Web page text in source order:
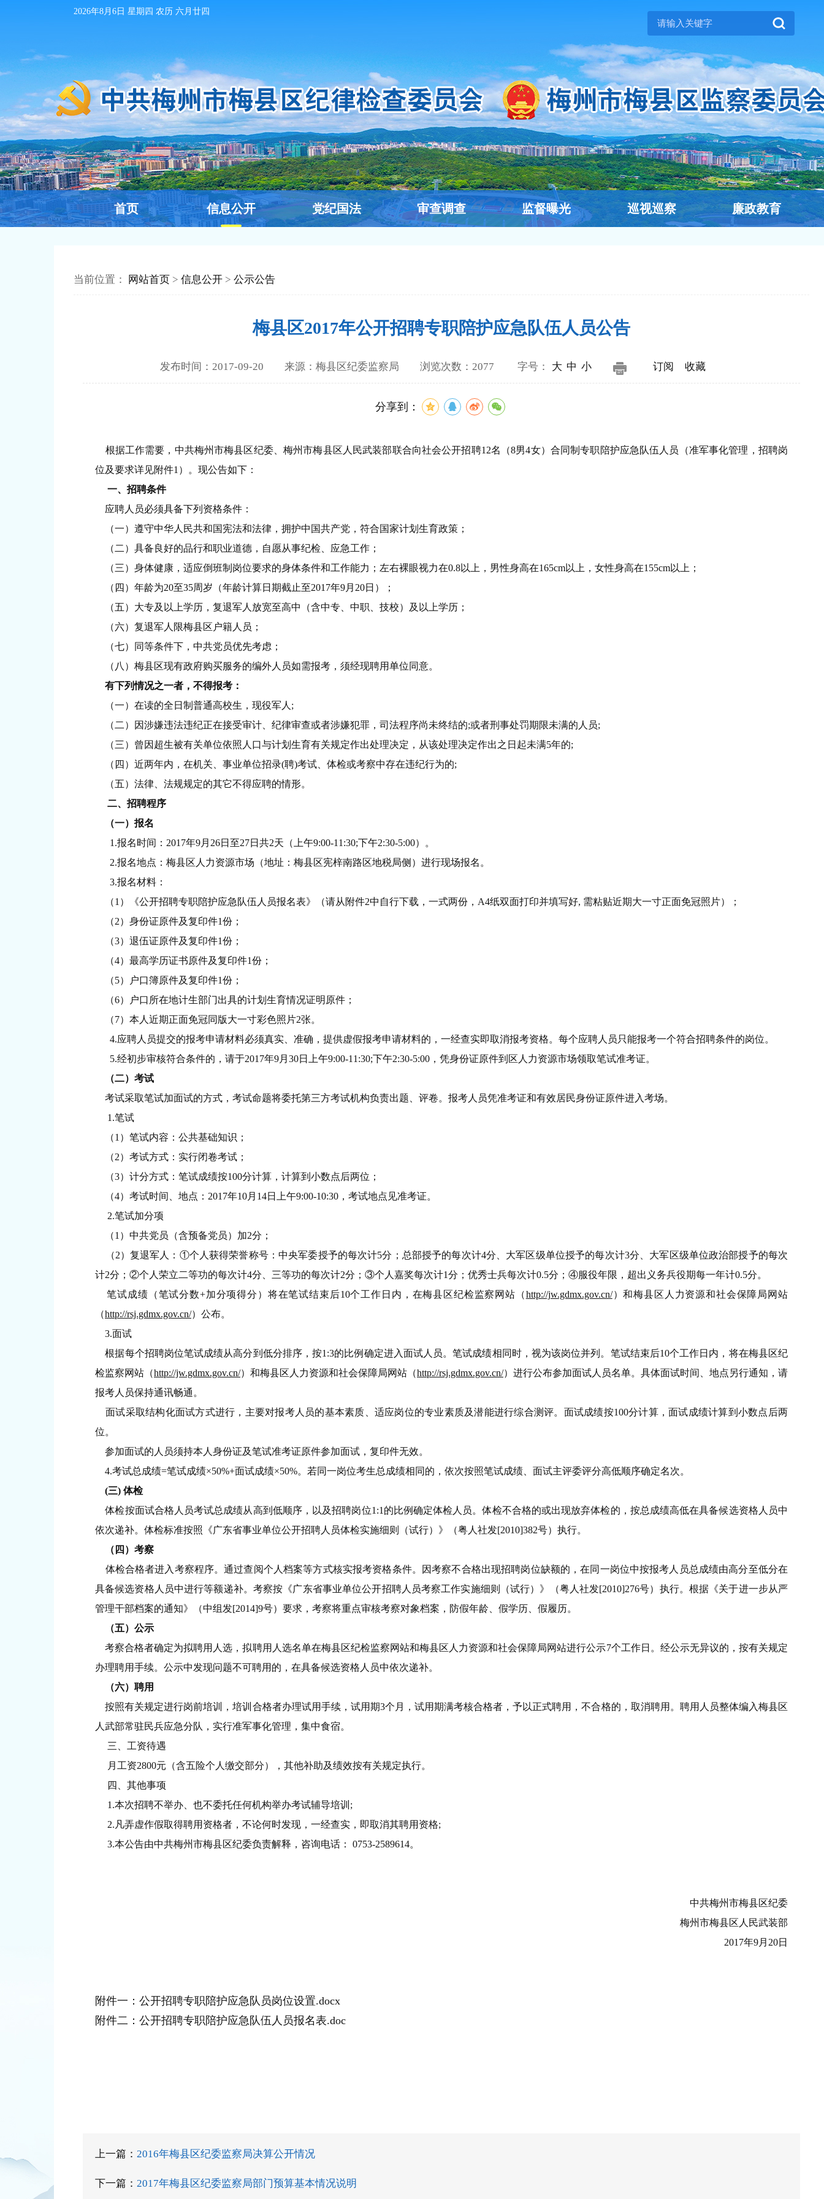
2026年8月6日 星期四 农历 六月廿四
首页 信息公开 党纪国法 审查调查 监督曝光 巡视巡察 廉政教育
当前位置： 网站首页 > 信息公开 > 公示公告
梅县区2017年公开招聘专职陪护应急队伍人员公告
发布时间：2017-09-20 来源：梅县区纪委监察局 浏览次数：2077 字号： 大 中 小 订阅 收藏
分享到：
根据工作需要，中共梅州市梅县区纪委、梅州市梅县区人民武装部联合向社会公开招聘12名（8男4女）合同制专职陪护应急队伍人员（准军事化管理，招聘岗
位及要求详见附件1）。现公告如下：
一、招聘条件
应聘人员必须具备下列资格条件：
（一）遵守中华人民共和国宪法和法律，拥护中国共产党，符合国家计划生育政策；
（二）具备良好的品行和职业道德，自愿从事纪检、应急工作；
（三）身体健康，适应倒班制岗位要求的身体条件和工作能力；左右裸眼视力在0.8以上，男性身高在165cm以上，女性身高在155cm以上；
（四）年龄为20至35周岁（年龄计算日期截止至2017年9月20日）；
（五）大专及以上学历，复退军人放宽至高中（含中专、中职、技校）及以上学历；
（六）复退军人限梅县区户籍人员；
（七）同等条件下，中共党员优先考虑；
（八）梅县区现有政府购买服务的编外人员如需报考，须经现聘用单位同意。
有下列情况之一者，不得报考：
（一）在读的全日制普通高校生，现役军人;
（二）因涉嫌违法违纪正在接受审计、纪律审查或者涉嫌犯罪，司法程序尚未终结的;或者刑事处罚期限未满的人员;
（三）曾因超生被有关单位依照人口与计划生育有关规定作出处理决定，从该处理决定作出之日起未满5年的;
（四）近两年内，在机关、事业单位招录(聘)考试、体检或考察中存在违纪行为的;
（五）法律、法规规定的其它不得应聘的情形。
二、招聘程序
（一）报名
1.报名时间：2017年9月26日至27日共2天（上午9:00-11:30;下午2:30-5:00）。
2.报名地点：梅县区人力资源市场（地址：梅县区宪梓南路区地税局侧）进行现场报名。
3.报名材料：
（1）《公开招聘专职陪护应急队伍人员报名表》（请从附件2中自行下载，一式两份，A4纸双面打印并填写好, 需粘贴近期大一寸正面免冠照片）；
（2）身份证原件及复印件1份；
（3）退伍证原件及复印件1份；
（4）最高学历证书原件及复印件1份；
（5）户口簿原件及复印件1份；
（6）户口所在地计生部门出具的计划生育情况证明原件；
（7）本人近期正面免冠同版大一寸彩色照片2张。
4.应聘人员提交的报考申请材料必须真实、准确，提供虚假报考申请材料的，一经查实即取消报考资格。每个应聘人员只能报考一个符合招聘条件的岗位。
5.经初步审核符合条件的，请于2017年9月30日上午9:00-11:30;下午2:30-5:00，凭身份证原件到区人力资源市场领取笔试准考证。
（二）考试
考试采取笔试加面试的方式，考试命题将委托第三方考试机构负责出题、评卷。报考人员凭准考证和有效居民身份证原件进入考场。
1.笔试
（1）笔试内容：公共基础知识；
（2）考试方式：实行闭卷考试；
（3）计分方式：笔试成绩按100分计算，计算到小数点后两位；
（4）考试时间、地点：2017年10月14日上午9:00-10:30，考试地点见准考证。
2.笔试加分项
（1）中共党员（含预备党员）加2分；
（2）复退军人：①个人获得荣誉称号：中央军委授予的每次计5分；总部授予的每次计4分、大军区级单位授予的每次计3分、大军区级单位政治部授予的每次
计2分；②个人荣立二等功的每次计4分、三等功的每次计2分；③个人嘉奖每次计1分；优秀士兵每次计0.5分；④服役年限，超出义务兵役期每一年计0.5分。
笔试成绩（笔试分数+加分项得分）将在笔试结束后10个工作日内，在梅县区纪检监察网站（http://jw.gdmx.gov.cn/）和梅县区人力资源和社会保障局网站
（http://rsj.gdmx.gov.cn/）公布。
3.面试
根据每个招聘岗位笔试成绩从高分到低分排序，按1:3的比例确定进入面试人员。笔试成绩相同时，视为该岗位并列。笔试结束后10个工作日内，将在梅县区纪
检监察网站（http://jw.gdmx.gov.cn/）和梅县区人力资源和社会保障局网站（http://rsj.gdmx.gov.cn/）进行公布参加面试人员名单。具体面试时间、地点另行通知，请
报考人员保持通讯畅通。
面试采取结构化面试方式进行，主要对报考人员的基本素质、适应岗位的专业素质及潜能进行综合测评。面试成绩按100分计算，面试成绩计算到小数点后两
位。
参加面试的人员须持本人身份证及笔试准考证原件参加面试，复印件无效。
4.考试总成绩=笔试成绩×50%+面试成绩×50%。若同一岗位考生总成绩相同的，依次按照笔试成绩、面试主评委评分高低顺序确定名次。
(三) 体检
体检按面试合格人员考试总成绩从高到低顺序，以及招聘岗位1:1的比例确定体检人员。体检不合格的或出现放弃体检的，按总成绩高低在具备候选资格人员中
依次递补。体检标准按照《广东省事业单位公开招聘人员体检实施细则（试行）》（粤人社发[2010]382号）执行。
（四）考察
体检合格者进入考察程序。通过查阅个人档案等方式核实报考资格条件。因考察不合格出现招聘岗位缺额的，在同一岗位中按报考人员总成绩由高分至低分在
具备候选资格人员中进行等额递补。考察按《广东省事业单位公开招聘人员考察工作实施细则（试行）》（粤人社发[2010]276号）执行。根据《关于进一步从严
管理干部档案的通知》（中组发[2014]9号）要求，考察将重点审核考察对象档案，防假年龄、假学历、假履历。
（五）公示
考察合格者确定为拟聘用人选，拟聘用人选名单在梅县区纪检监察网站和梅县区人力资源和社会保障局网站进行公示7个工作日。经公示无异议的，按有关规定
办理聘用手续。公示中发现问题不可聘用的，在具备候选资格人员中依次递补。
（六）聘用
按照有关规定进行岗前培训，培训合格者办理试用手续，试用期3个月，试用期满考核合格者，予以正式聘用，不合格的，取消聘用。聘用人员整体编入梅县区
人武部常驻民兵应急分队，实行准军事化管理，集中食宿。
三、工资待遇
月工资2800元（含五险个人缴交部分），其他补助及绩效按有关规定执行。
四
、其他事项
1.本次招聘不举办、也不委托任何机构举办考试辅导培训;
2.凡弄虚作假取得聘用资格者，不论何时发现，一经查实，即取消其聘用资格;
3.本公告由中共梅州市梅县区纪委负责解释，咨询电话： 0753-2589614。
中共梅州市梅县区纪委
梅州市梅县区人民武装部
2017年9月20日
附件一：公开招聘专职陪护应急队员岗位设置.docx
附件二：公开招聘专职陪护应急队伍人员报名表.doc
上一篇： 2016年梅县区纪委监察局决算公开情况
下一篇： 2017年梅县区纪委监察局部门预算基本情况说明